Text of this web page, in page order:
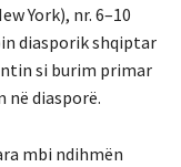
York), nr. 6–10
diasporik shqiptar
si burim primar
diasporë.
mbi ndihmën